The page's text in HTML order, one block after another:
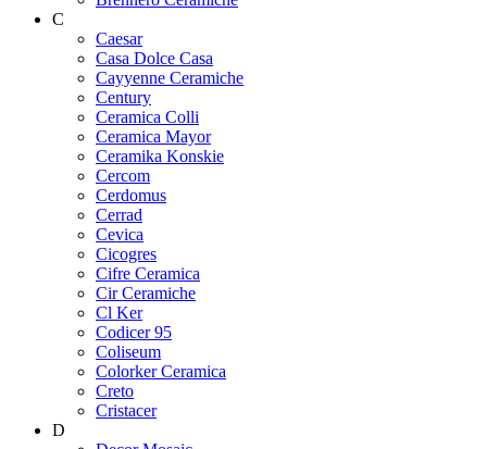
C
Caesar
Casa Dolce Casa
Cayyenne Ceramiche
Century
Ceramica Colli
Ceramica Mayor
Ceramika Konskie
Cercom
Cerdomus
Cerrad
Cevica
Cicogres
Cifre Ceramica
Cir Ceramiche
Cl Ker
Codicer 95
Coliseum
Colorker Ceramica
Creto
Cristacer
D